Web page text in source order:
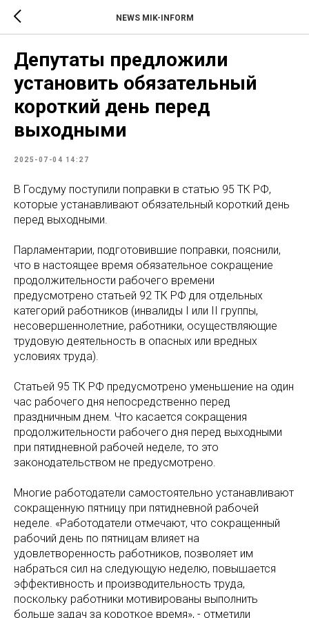
NEWS MIK-INFORM
Депутаты предложили
установить обязательный
короткий день перед
выходными
2025-07-04 14:27
В Госдуму поступили поправки в статью 95 ТК РФ,
которые устанавливают обязательный короткий день
перед выходными.
Парламентарии, подготовившие поправки, пояснили,
что в настоящее время обязательное сокращение
продолжительности рабочего времени
предусмотрено статьей 92 ТК РФ для отдельных
категорий работников (инвалиды I или II группы,
несовершеннолетние, работники, осуществляющие
трудовую деятельность в опасных или вредных
условиях труда).
Статьей 95 ТК РФ предусмотрено уменьшение на один
час рабочего дня непосредственно перед
праздничным днем. Что касается сокращения
продолжительности рабочего дня перед выходными
при пятидневной рабочей неделе, то это
законодательством не предусмотрено.
Многие работодатели самостоятельно устанавливают
сокращенную пятницу при пятидневной рабочей
неделе. «Работодатели отмечают, что сокращенный
рабочий день по пятницам влияет на
удовлетворенность работников, позволяет им
набраться сил на следующую неделю, повышается
эффективность и производительность труда,
поскольку работники мотивированы выполнить
больше задач за короткое время», - отметили